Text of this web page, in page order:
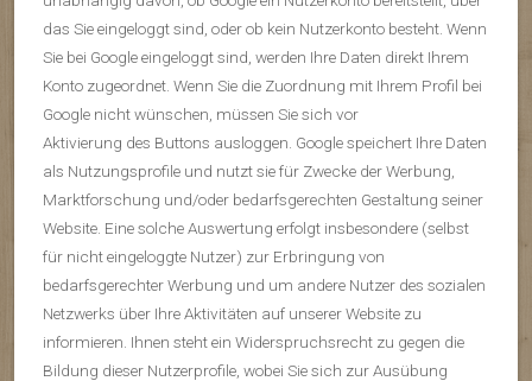
das Sie eingeloggt sind, oder ob kein Nutzerkonto besteht. Wenn
Sie bei Google eingeloggt sind, werden Ihre Daten direkt Ihrem
Konto zugeordnet. Wenn Sie die Zuordnung mit Ihrem Profil bei
Google nicht wünschen, müssen Sie sich vor
Aktivierung des Buttons ausloggen. Google speichert Ihre Daten
als Nutzungsprofile und nutzt sie für Zwecke der Werbung,
Marktforschung und/oder bedarfsgerechten Gestaltung seiner
Website. Eine solche Auswertung erfolgt insbesondere (selbst
für nicht eingeloggte Nutzer) zur Erbringung von
bedarfsgerechter Werbung und um andere Nutzer des sozialen
Netzwerks über Ihre Aktivitäten auf unserer Website zu
informieren. Ihnen steht ein Widerspruchsrecht zu gegen die
Bildung dieser Nutzerprofile, wobei Sie sich zur Ausübung